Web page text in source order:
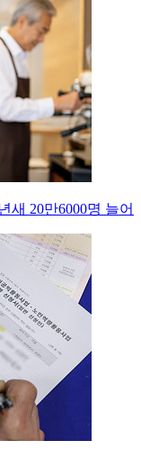
새 20만6000명 늘어